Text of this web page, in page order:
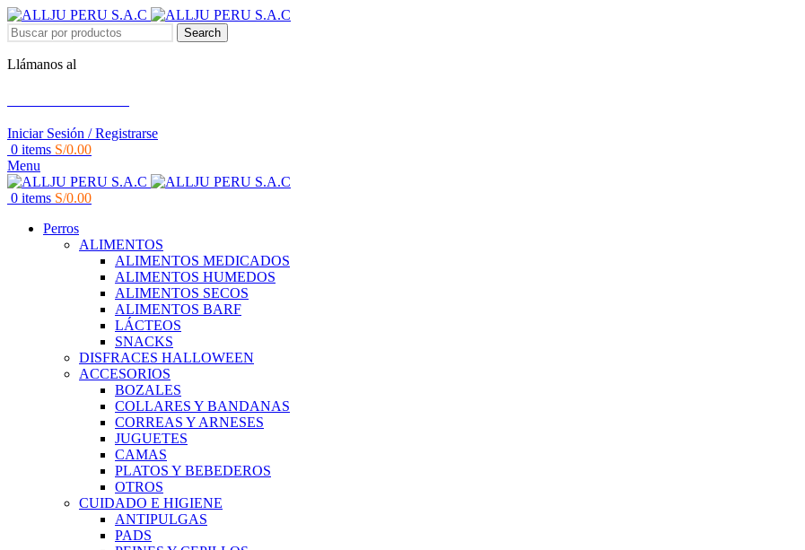
Search
Llámanos al
Iniciar Sesión / Registrarse
0 items S/0.00
Menu
0 items S/0.00
Perros
ALIMENTOS
ALIMENTOS MEDICADOS
ALIMENTOS HUMEDOS
ALIMENTOS SECOS
ALIMENTOS BARF
LÁCTEOS
SNACKS
DISFRACES HALLOWEEN
ACCESORIOS
BOZALES
COLLARES Y BANDANAS
CORREAS Y ARNESES
JUGUETES
CAMAS
PLATOS Y BEBEDEROS
OTROS
CUIDADO E HIGIENE
ANTIPULGAS
PADS